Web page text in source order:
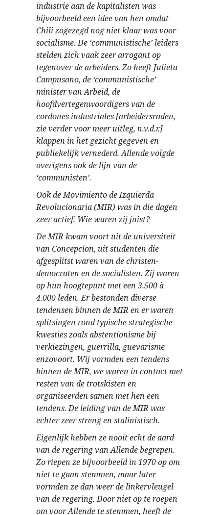
industrie aan de kapitalisten was
bijvoorbeeld een idee van hen omdat
Chili zogezegd nog niet klaar was voor
socialisme. De ‘communistische’ leiders
stelden zich vaak zeer arrogant op
tegenover de arbeiders. Zo heeft Julieta
Campusano, de ‘communistische’
minister van Arbeid, de
hoofdvertegenwoordigers van de
cordones industriales [arbeidersraden,
zie verder voor meer uitleg, n.v.d.r.]
klappen in het gezicht gegeven en
publiekelijk vernederd. Allende volgde
overigens ook de lijn van de
‘communisten’.
Ook de Movimiento de Izquierda
Revolucionaria (MIR) was in die dagen
zeer actief. Wie waren zij juist?
De MIR kwam voort uit de universiteit
van Concepcion, uit studenten die
afgesplitst waren van de christen-
democraten en de socialisten. Zij waren
op hun hoogtepunt met een 3.500 à
4.000 leden. Er bestonden diverse
tendensen binnen de MIR en er waren
splitsingen rond typische strategische
kwesties zoals abstentionisme bij
verkiezingen, guerrilla, guevarisme
enzovoort. Wij vormden een tendens
binnen de MIR, we waren in contact met
resten van de trotskisten en
organiseerden samen met hen een
tendens. De leiding van de MIR was
echter zeer streng en stalinistisch.
Eigenlijk hebben ze nooit echt de aard
van de regering van Allende begrepen.
Zo riepen ze bijvoorbeeld in 1970 op om
niet te gaan stemmen, maar later
vormden ze dan weer de linkervleugel
van de regering. Door niet op te roepen
om voor Allende te stemmen, heeft de